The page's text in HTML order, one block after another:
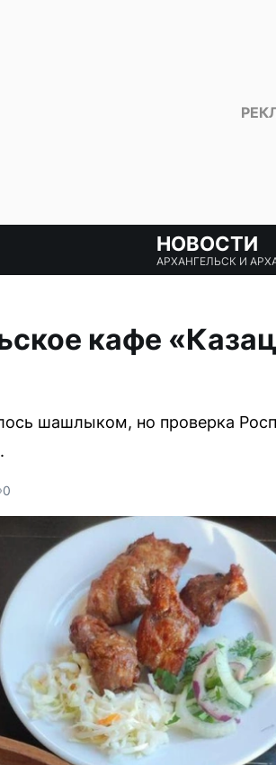
НОВОСТИ
АРХАНГЕЛЬСК И
кафе
шашлыком, но проверка
0